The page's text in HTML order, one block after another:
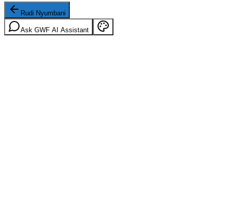
Rudi Nyumbani
Ask GWF AI Assistant